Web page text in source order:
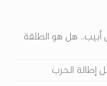
أبيب.. هل هو الطلقة
إطالة الحرب